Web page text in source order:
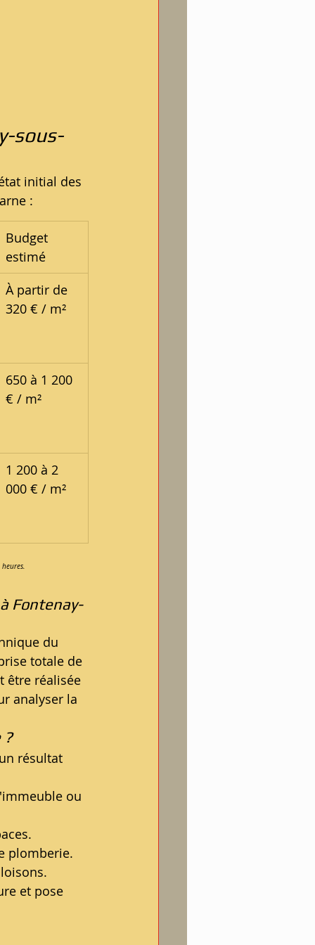
sous-
initial des
:
Budget
estimé
À partir de
320 € / m²
650 à 1 200
€ / m²
1 200 à 2
000 € / m²
Fontenay-
du
totale de
être réalisée
analyser la
?
résultat
ou
plomberie.
et pose